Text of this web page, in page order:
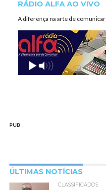
RÁDIO ALFA AO VIVO
A diferença na arte de comunicar
PUB
ÚLTIMAS NOTÍCIAS
CLASSIFICADOS